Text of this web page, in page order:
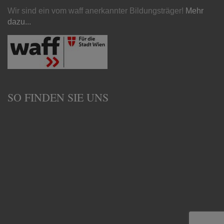
Wir sind ein vom waff anerkannter Bildungsträger! Mehr
dazu...
SO FINDEN SIE UNS